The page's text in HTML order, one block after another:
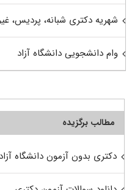
شهریه دکتری شبانه، پردیس،
وام دانشجویی دانشگاه آزاد
مطالب برگزیده
دکتری بدون آزمون دانشگاه آزاد